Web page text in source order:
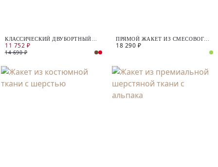
КЛАССИЧЕСКИЙ ДВУБОРТНЫЙ
ЖАКЕТ ИЗ ЛЬНА
11 752 ₽
14 690 ₽
ПРЯМОЙ ЖАКЕТ ИЗ СМЕСОВОГО
ЛЬНА
18 290 ₽